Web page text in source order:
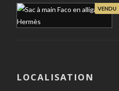
VENDU
LOCALISATION